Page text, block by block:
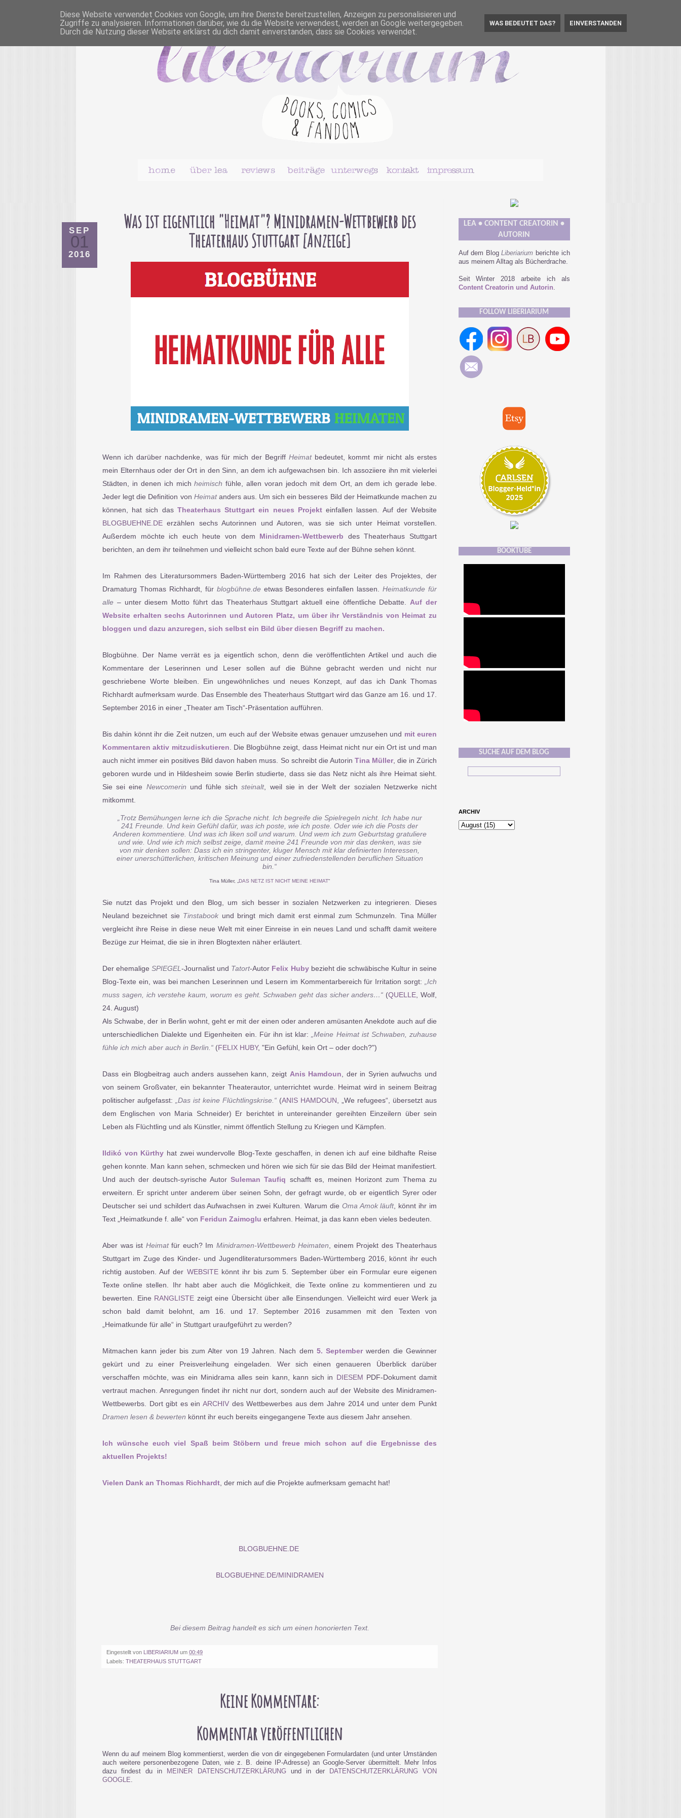
SEP
01
2016
Was ist eigentlich "Heimat"? Minidramen-Wettbewerb des
Theaterhaus Stuttgart [Anzeige]
Wenn ich darüber nachdenke, was für mich der BegriffHeimatbedeutet, kommt mir nicht als erstes
mein Elternhaus oder der Ort in den Sinn, an dem ich aufgewachsen bin. Ich assoziiere ihn mit vielerlei
Städten, in denen ich michheimisch fühle, allen voran jedoch mit dem Ort, an dem ich gerade lebe.
Jeder legt die Definition von Heimatanders aus. Um sich ein besseres Bild der Heimatkunde machen zu
können, hat sich das Theaterhaus Stuttgart ein neues Projekteinfallen lassen. Auf der Website
BLOGBUEHNE.DE erzählen sechs Autorinnen und Autoren, was sie sich unter Heimat vorstellen.
Außerdem möchte ich euch heute von dem
Minidramen-Wettbewerb des Theaterhaus Stuttgart
berichten, an dem ihr teilnehmen und vielleicht schon bald eure Texte auf der Bühne sehen könnt.
Im Rahmen des Literatursommers Baden-Württemberg 2016 hat sich der Leiter des Projektes, der
Dramaturg Thomas Richhardt, für blogbühne.deetwas Besonderes einfallen lassen.Heimatkunde für
alle – unter diesem Motto führt das Theaterhaus Stuttgart aktuell eine öffentliche Debatte.Auf der
Website erhalten sechs Autorinnen und Autoren Platz, um über ihr Verständnis von Heimat zu
bloggen und dazu anzuregen, sich selbst ein Bild über diesen Begriff zu machen.
Blogbühne. Der Name verrät es ja eigentlich schon, denn die veröffentlichten Artikel und auch die
Kommentare der Leserinnen und Leser sollen auf die Bühne gebracht werden und nicht nur
geschriebene Worte bleiben. Ein ungewöhnliches und neues Konzept, auf das ich Dank Thomas
Richhardt aufmerksam wurde. Das Ensemble des Theaterhaus Stuttgart wird das Ganze am 16. und 17.
September 2016 in einer „Theater am Tisch“-Präsentation aufführen.
Bis dahin könnt ihr die Zeit nutzen, um euch auf der Website etwas genauer umzusehen und mit euren
Kommentaren aktiv mitzudiskutieren. Die Blogbühne zeigt, dass Heimat nicht nur ein Ort ist und man
auch nicht immer ein positives Bild davon haben muss. So schreibt die Autorin Tina Müller, die in Zürich
geboren wurde und in Hildesheim sowie Berlin studierte, dass sie das Netz nicht als ihre Heimat sieht.
Sie sei eine Newcomerin und fühle sichsteinalt, weil sie in der Welt der sozialen Netzwerke nicht
mitkommt.
„Trotz Bemühungen lerne ich die Sprache nicht. Ich begreife die Spielregeln nicht. Ich habe nur
241 Freunde. Und kein Gefühl dafür, was ich poste, wie ich poste. Oder wie ich die Posts der
Anderen kommentiere. Und was ich liken soll und warum. Und wem ich zum Geburtstag gratuliere
und wie. Und wie ich mich selbst zeige, damit meine 241 Freunde von mir das denken, was sie
von mir denken sollen: Dass ich ein stringenter, kluger Mensch mit klar definierten Interessen,
einer unerschütterlichen, kritischen Meinung und einer zufriedenstellenden beruflichen Situation
bin.“
Tina Müller, „ DAS NETZ IST NICHT MEINE HEIMAT“
Sie nutzt das Projekt und den Blog, um sich besser in sozialen Netzwerken zu integrieren. Dieses
Neuland bezeichnet sie Tinstabook und bringt mich damit erst einmal zum Schmunzeln. Tina Müller
vergleicht ihre Reise in diese neue Welt mit einer Einreise in ein neues Land und schafft damit weitere
Bezüge zur Heimat, die sie in ihren Blogtexten näher erläutert.
Der ehemaligeSPIEGEL-Journalist und Tatort-Autor Felix Hubybezieht die schwäbische Kultur in seine
Blog-Texte ein, was bei manchen Leserinnen und Lesern im Kommentarbereich für Irritation sorgt: „Ich
muss sagen, ich verstehe kaum, worum es geht. Schwaben geht das sicher anders…“ (QUELLE, Wolf,
24. August)
Als Schwabe, der in Berlin wohnt, geht er mit der einen oder anderen amüsanten Anekdote auch auf die
unterschiedlichen Dialekte und Eigenheiten ein. Für ihn ist klar:„Meine Heimat ist Schwaben, zuhause
fühle ich mich aber auch in Berlin.“ (FELIX HUBY, "Ein Gefühl, kein Ort – oder doch?")
Dass ein Blogbeitrag auch anders aussehen kann, zeigt Anis Hamdoun, der in Syrien aufwuchs und
von seinem Großvater, ein bekannter Theaterautor, unterrichtet wurde. Heimat wird in seinem Beitrag
politischer aufgefasst: „Das ist keine Flüchtlingskrise.“ (ANIS HAMDOUN , „We refugees“, übersetzt aus
dem Englischen von Maria Schneider) Er berichtet in untereinander gereihten Einzeilern über sein
Leben als Flüchtling und als Künstler, nimmt öffentlich Stellung zu Kriegen und Kämpfen.
Ildikó von Kürthy hat zwei wundervolle Blog-Texte geschaffen, in denen ich auf eine bildhafte Reise
gehen konnte. Man kann sehen, schmecken und hören wie sich für sie das Bild der Heimat manifestiert.
Und auch der deutsch-syrische AutorSuleman Taufiq schafft es, meinen Horizont zum Thema zu
erweitern. Er spricht unter anderem über seinen Sohn, der gefragt wurde, ob er eigentlich Syrer oder
Deutscher sei und schildert das Aufwachsen in zwei Kulturen. Warum die Oma Amok läuft, könnt ihr im
Text „Heimatkunde f. alle“ von Feridun Zaimoglu erfahren. Heimat, ja das kann eben vieles bedeuten.
Aber was ist Heimatfür euch? Im Minidramen-Wettbewerb Heimaten, einem Projekt des Theaterhaus
Stuttgart im Zuge des Kinder- und Jugendliteratursommers Baden-Württemberg 2016, könnt ihr euch
richtig austoben. Auf der WEBSITEkönnt ihr bis zum 5. September über ein Formular eure eigenen
Texte online stellen. Ihr habt aber auch die Möglichkeit, die Texte online zu kommentieren und zu
bewerten. Eine RANGLISTE zeigt eine Übersicht über alle Einsendungen. Vielleicht wird euer Werk ja
schon bald damit belohnt, am 16. und 17. September 2016 zusammen mit den Texten von
„Heimatkunde für alle“ in Stuttgart uraufgeführt zu werden?
Mitmachen kann jeder bis zum Alter von 19 Jahren. Nach dem 5. Septemberwerden die Gewinner
gekürt und zu einer Preisverleihung eingeladen. Wer sich einen genaueren Überblick darüber
verschaffen möchte, was ein Minidrama alles sein kann, kann sich in
DIESEM
PDF-Dokument damit
vertraut machen. Anregungen findet ihr nicht nur dort, sondern auch auf der Website des Minidramen-
Wettbewerbs. Dort gibt es ein ARCHIV des Wettbewerbes aus dem Jahre 2014 und unter dem Punkt
Dramen lesen & bewerten könnt ihr euch bereits eingegangene Texte aus diesem Jahr ansehen.
Ich wünsche euch viel Spaß beim Stöbern und freue mich schon auf die Ergebnisse des
aktuellen Projekts!
Vielen Dank an Thomas Richhardt, der mich auf die Projekte aufmerksam gemacht hat!
BLOGBUEHNE.DE
BLOGBUEHNE.DE/MINIDRAMEN
Bei diesem Beitrag handelt es sich um einen honorierten Text.
Eingestellt von LIBERIARIUM um 00:49
Labels: THEATERHAUS STUTTGART
Keine Kommentare:
Kommentar veröffentlichen
Wenn du auf meinem Blog kommentierst, werden die von dir eingegebenen Formulardaten (und unter Umständen
auch weitere personenbezogene Daten, wie z. B. deine IP-Adresse) an Google-Server übermittelt. Mehr Infos
dazu findest du in
MEINER DATENSCHUTZERKLÄRUNG und in der
DATENSCHUTZERKLÄRUNG VON
GOOGLE.
LEA • CONTENT CREATORIN •
AUTORIN
Auf dem BlogLiberiarium berichte ich
aus meinem Alltag als Bücherdrache.
Seit Winter 2018 arbeite ich als
Content Creatorin und Autorin.
FOLLOW LIBERIARIUM
BOOKTUBE
SUCHE AUF DEM BLOG
ARCHIV
Diese Website verwendet Cookies von Google, um ihre Dienste bereitzustellen, Anzeigen zu personalisieren und
Zugriffe zu analysieren. Informationen darüber, wie du die Website verwendest, werden an Google weitergegeben.
Durch die Nutzung dieser Website erklärst du dich damit einverstanden, dass sie Cookies verwendet.
WAS BEDEUTET DAS? EINVERSTANDEN